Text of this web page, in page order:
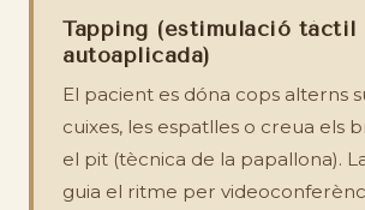
Tapping (estimulació tàctil
autoaplicada)
El pacient es dóna cops alterns
cuixes, les espatlles o creua els
el pit (tècnica de la papallona).
guia el ritme per